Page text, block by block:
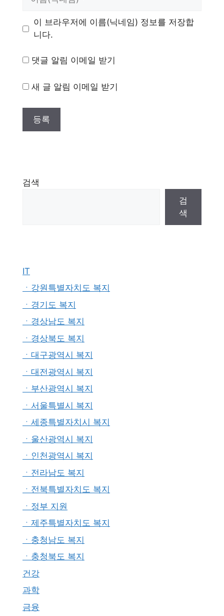
이 브라우저에 이름(닉네임) 정보를 저장합
니다.
댓글 알림 이메일 받기
새 글 알림 이메일 받기
검색
검
색
IT
ㆍ강원특별자치도 복지
ㆍ경기도 복지
ㆍ경상남도 복지
ㆍ경상북도 복지
ㆍ대구광역시 복지
ㆍ대전광역시 복지
ㆍ부산광역시 복지
ㆍ서울특별시 복지
ㆍ세종특별자치시 복지
ㆍ울산광역시 복지
ㆍ인천광역시 복지
ㆍ전라남도 복지
ㆍ전북특별자치도 복지
ㆍ정부 지원
ㆍ제주특별자치도 복지
ㆍ충청남도 복지
ㆍ충청북도 복지
건강
과학
금융